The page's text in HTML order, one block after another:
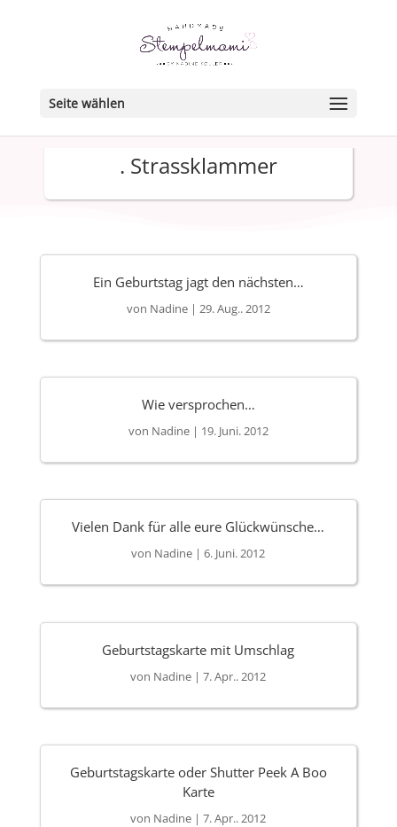
Seite wählen
. Strassklammer
Ein Geburtstag jagt den nächsten…
von Nadine| 29. Aug.. 2012
Wie versprochen…
von Nadine| 19. Juni. 2012
Vielen Dank für alle eure Glückwünsche…
von Nadine |6. Juni. 2012
Geburtstagskarte mit Umschlag
von Nadine |7. Apr.. 2012
Geburtstagskarte oder Shutter Peek A Boo
Karte
von Nadine |7. Apr.. 2012